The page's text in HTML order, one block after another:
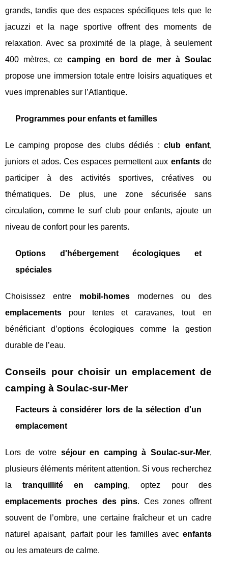
grands, tandis que des espaces spécifiques tels que le
jacuzzi et la nage sportive offrent des moments de
relaxation. Avec sa proximité de la plage, à seulement
400 mètres, cecamping en bord de mer à Soulac
propose une immersion totale entre loisirs aquatiques et
vues imprenables sur l’Atlantique.
Programmes pour enfants et familles
Le camping propose des clubs dédiés :club enfant,
juniors et ados. Ces espaces permettent aux enfantsde
participer à des activités sportives, créatives ou
thématiques. De plus, une zone sécurisée sans
circulation, comme le surf club pour enfants, ajoute un
niveau de confort pour les parents.
Options d'hébergement écologiques et
spéciales
Choisissez entre mobil-homesmodernes ou des
emplacements pour tentes et caravanes, tout en
bénéficiant d’options écologiques comme la gestion
durable de l’eau.
Conseils pour choisir un emplacement de
camping à Soulac-sur-Mer
Facteurs à considérer lors de la sélection d'un
emplacement
Lors de votre séjour en camping à Soulac-sur-Mer,
plusieurs éléments méritent attention. Si vous recherchez
latranquillité en camping, optez pour des
emplacements proches des pins. Ces zones offrent
souvent de l’ombre, une certaine fraîcheur et un cadre
naturel apaisant, parfait pour les familles avec enfants
ou les amateurs de calme.